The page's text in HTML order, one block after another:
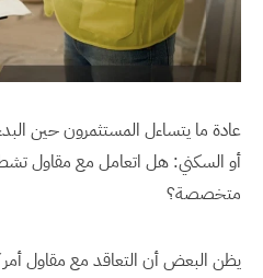
عادة ما يتساءل المستثمرون حين
أو السكني: هل اتعامل مع مقاول
متخصصة؟
يظن البعض أن التعاقد مع مقاول